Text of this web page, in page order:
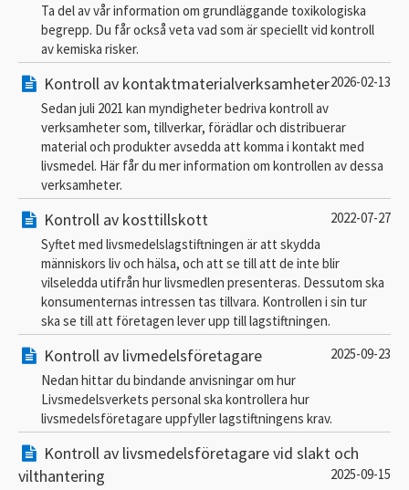
Ta del av vår information om grundläggande toxikologiska
begrepp. Du får också veta vad som är speciellt vid kontroll
av kemiska risker.
Kontroll av kontaktmaterialverksamheter2026-02-13
Sedan juli 2021 kan myndigheter bedriva kontroll av
verksamheter som, tillverkar, förädlar och distribuerar
material och produkter avsedda att komma i kontakt med
livsmedel. Här får du mer information om kontrollen av dessa
verksamheter.
Kontroll av kosttillskott
2022-07-27
Syftet med livsmedelslagstiftningen är att skydda
människors liv och hälsa, och att se till att de inte blir
vilseledda utifrån hur livsmedlen presenteras. Dessutom ska
konsumenternas intressen tas tillvara. Kontrollen i sin tur
ska se till att företagen lever upp till lagstiftningen.
Kontroll av livmedelsföretagare
2025-09-23
Nedan hittar du bindande anvisningar om hur
Livsmedelsverkets personal ska kontrollera hur
livsmedelsföretagare uppfyller lagstiftningens krav.
Kontroll av livsmedelsföretagare vid slakt och
vilthantering
2025-09-15